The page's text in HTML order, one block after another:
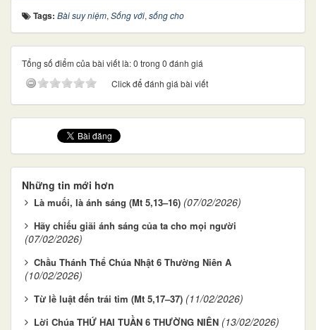
Tags: Bài suy niệm, Sống với, sống cho
Tổng số điểm của bài viết là: 0 trong 0 đánh giá
Click để đánh giá bài viết
Những tin mới hơn
Là muối, là ánh sáng (Mt 5,13–16) (07/02/2026)
Hãy chiếu giãi ánh sáng của ta cho mọi người
(07/02/2026)
Chầu Thánh Thể Chúa Nhật 6 Thường Niên A
(10/02/2026)
Từ lề luật đến trái tim (Mt 5,17–37) (11/02/2026)
Lời Chúa THỨ HAI TUẦN 6 THƯỜNG NIÊN (13/02/2026)